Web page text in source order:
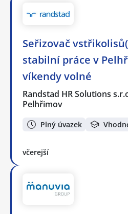
Seřizovač
stabilní práce v
víkendy volné
Randstad HR Solutions
Pelhřimov
Plný úvazek
včerejší